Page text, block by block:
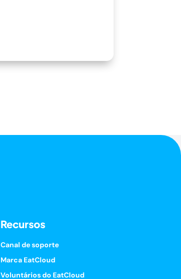
Recursos
Canal de soporte
Marca EatCloud
Voluntários do EatCloud